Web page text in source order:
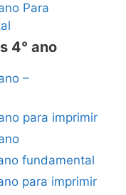
Para
4° ano
–
para imprimir
fundamental
para imprimir